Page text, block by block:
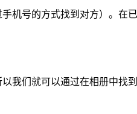
机号的方式找到对方）。在
我们就可以通过在相册中找